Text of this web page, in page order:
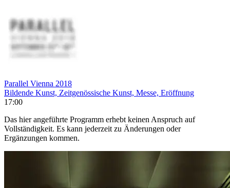
Parallel Vienna 2018
Bildende Kunst, Zeitgenössische Kunst, Messe, Eröffnung
17:00
Das hier angeführte Programm erhebt keinen Anspruch auf
Vollständigkeit. Es kann jederzeit zu Änderungen oder
Ergänzungen kommen.